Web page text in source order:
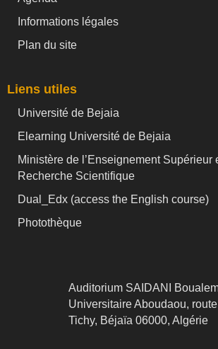
Informations légales
Plan du site
Liens utiles
Université de Bejaia
Elearning Université de Bejaia
Ministère de l’Enseignement Supérieur
Recherche Scientifique
Dual_Edx (access the English course)
Photothèque
Auditorium SAIDANI
Universitaire Aboudaou,
Tichy, Béjaïa 06000, Algérie